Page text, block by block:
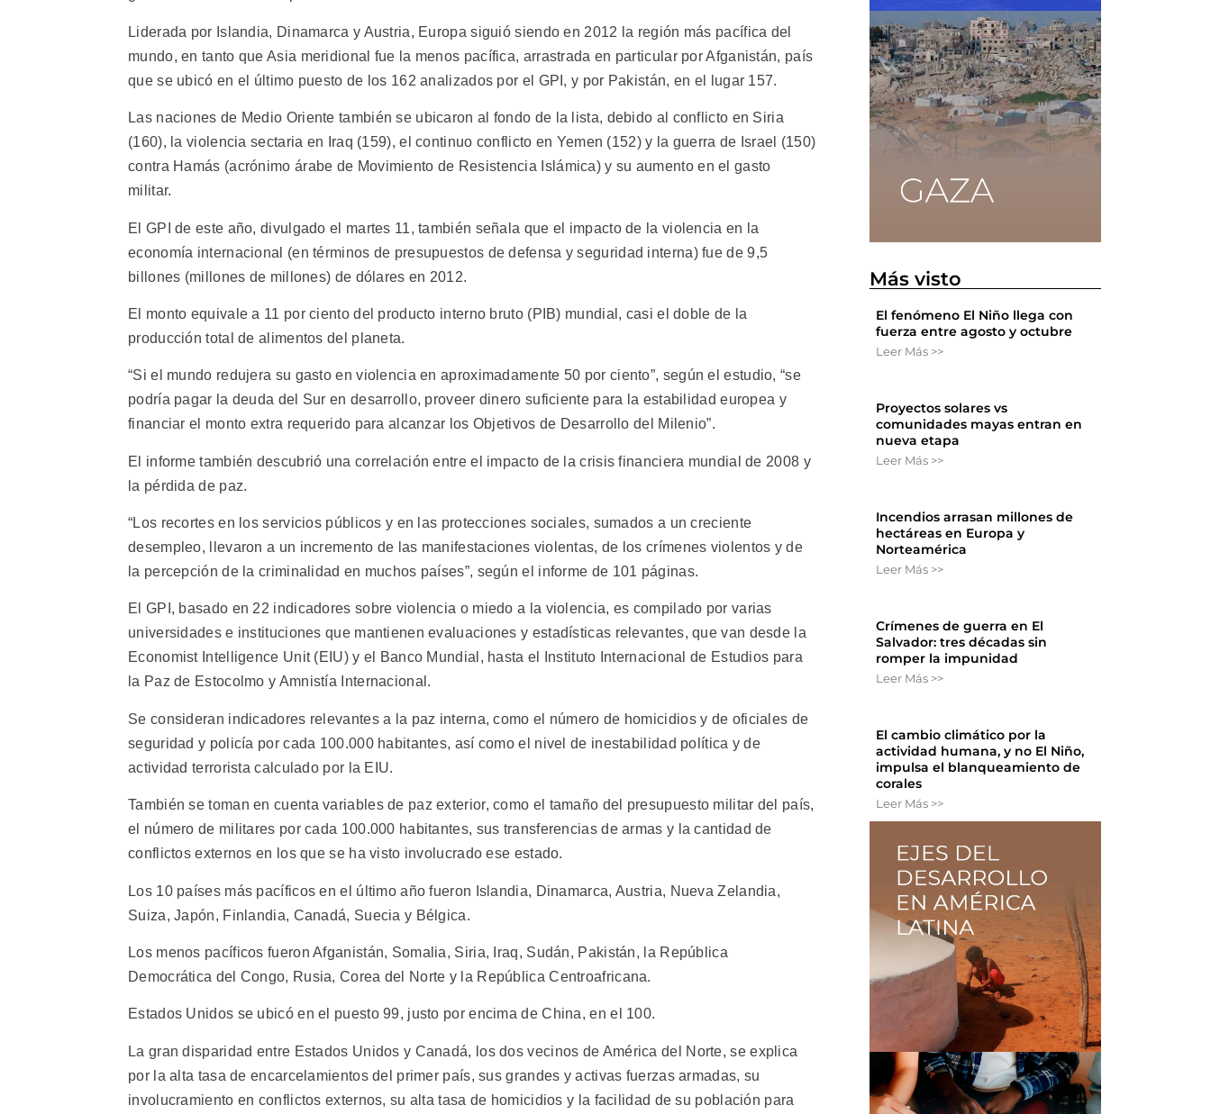
Liderada por Islandia, Dinamarca y Austria, Europa siguió siendo en 2012 la región más pacífica del
mundo, en tanto que Asia meridional fue la menos pacífica, arrastrada en particular por Afganistán, país
que se ubicó en el último puesto de los 162 analizados por el GPI, y por Pakistán, en el lugar 157.
Las naciones de Medio Oriente también se ubicaron al fondo de la lista, debido al conflicto en Siria
(160), la violencia sectaria en Iraq (159), el continuo conflicto en Yemen (152) y la guerra de Israel (150)
contra Hamás (acrónimo árabe de Movimiento de Resistencia Islámica) y su aumento en el gasto
militar.
El GPI de este año, divulgado el martes 11, también señala que el impacto de la violencia en la
economía internacional (en términos de presupuestos de defensa y seguridad interna) fue de 9,5
billones (millones de millones) de dólares en 2012.
El monto equivale a 11 por ciento del producto interno bruto (PIB) mundial, casi el doble de la
producción total de alimentos del planeta.
“Si el mundo redujera su gasto en violencia en aproximadamente 50 por ciento”, según el estudio, “se
podría pagar la deuda del Sur en desarrollo, proveer dinero suficiente para la estabilidad europea y
financiar el monto extra requerido para alcanzar los Objetivos de Desarrollo del Milenio”.
El informe también descubrió una correlación entre el impacto de la crisis financiera mundial de 2008 y
la pérdida de paz.
“Los recortes en los servicios públicos y en las protecciones sociales, sumados a un creciente
desempleo, llevaron a un incremento de las manifestaciones violentas, de los crímenes violentos y de
la percepción de la criminalidad en muchos países”, según el informe de 101 páginas.
El GPI, basado en 22 indicadores sobre violencia o miedo a la violencia, es compilado por varias
universidades e instituciones que mantienen evaluaciones y estadísticas relevantes, que van desde la
Economist Intelligence Unit (EIU) y el Banco Mundial, hasta el Instituto Internacional de Estudios para
la Paz de Estocolmo y Amnistía Internacional.
Se consideran indicadores relevantes a la paz interna, como el número de homicidios y de oficiales de
seguridad y policía por cada 100.000 habitantes, así como el nivel de inestabilidad política y de
actividad terrorista calculado por la EIU.
También se toman en cuenta variables de paz exterior, como el tamaño del presupuesto militar del país,
el número de militares por cada 100.000 habitantes, sus transferencias de armas y la cantidad de
conflictos externos en los que se ha visto involucrado ese estado.
Los 10 países más pacíficos en el último año fueron Islandia, Dinamarca, Austria, Nueva Zelandia,
Suiza, Japón, Finlandia, Canadá, Suecia y Bélgica.
Los menos pacíficos fueron Afganistán, Somalia, Siria, Iraq, Sudán, Pakistán, la República
Democrática del Congo, Rusia, Corea del Norte y la República Centroafricana.
Estados Unidos se ubicó en el puesto 99, justo por encima de China, en el 100.
La gran disparidad entre Estados Unidos y Canadá, los dos vecinos de América del Norte, se explica
por la alta tasa de encarcelamientos del primer país, sus grandes y activas fuerzas armadas, su
involucramiento en conflictos externos, su alta tasa de homicidios y la facilidad de su población para
Más visto
El fenómeno El Niño llega con
fuerza entre agosto y octubre
Leer Más >>
Proyectos solares vs
comunidades mayas entran en
nueva etapa
Leer Más >>
Incendios arrasan millones de
hectáreas en Europa y
Norteamérica
Leer Más >>
Crímenes de guerra en El
Salvador: tres décadas sin
romper la impunidad
Leer Más >>
El cambio climático por la
actividad humana, y no El Niño,
impulsa el blanqueamiento de
corales
Leer Más >>